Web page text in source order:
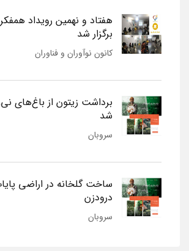
هفتاد و نهمین رویداد
برگزار شد
کانون نوآوران و فناوران
برداشت زیتون از باغ‌های
شد
سروبان
ساخت گلخانه در اراضی
درودزن
سروبان